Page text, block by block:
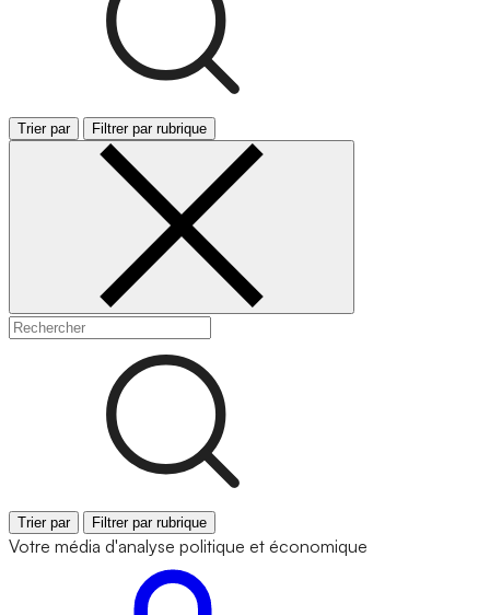
Trier par Filtrer par rubrique
Trier par Filtrer par rubrique
Votre média d'analyse politique et économique